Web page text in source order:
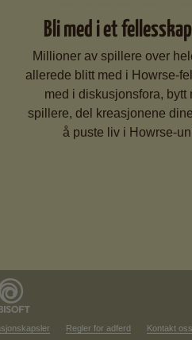
Bli med i et
Millioner av spillere over
allerede blitt med i Howrse-
med i diskusjonsfora, bytt
spillere, del kreasjonene
å puste liv i Howrse-
Regler for adferd Kontakt oss